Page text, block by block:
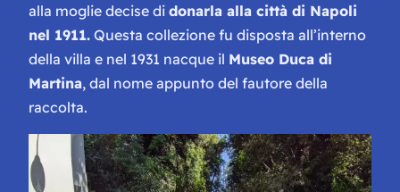
alla moglie decise di donarla alla città di Napoli
nel 1911. Questa collezione fu disposta all’interno
della villa e nel 1931 nacque il Museo Duca di
Martina, dal nome appunto del fautore della
raccolta.